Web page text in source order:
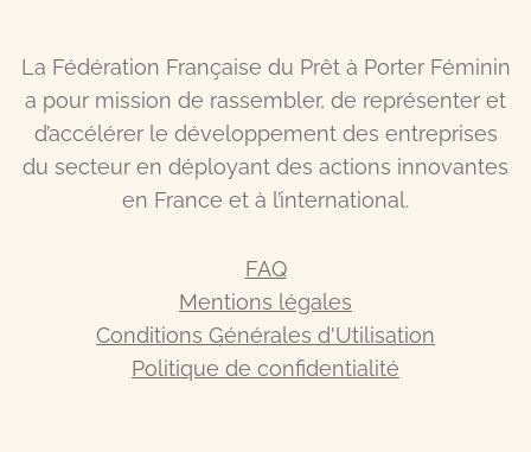
La Fédération Française du Prêt à Porter Féminin
a pour mission de rassembler, de représenter et
d’accélérer le développement des entreprises
du secteur en déployant des actions innovantes
en France et à l’international.
FAQ
Mentions légales
Conditions Générales d'Utilisation
Politique de confidentialité